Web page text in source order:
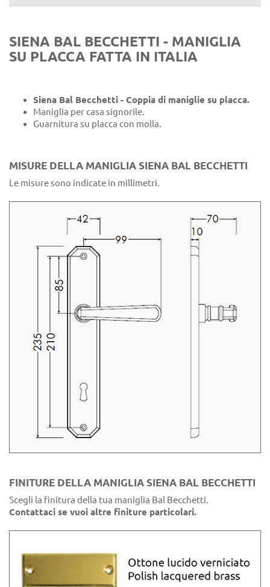
SIENA BAL BECCHETTI - MANIGLIA
SU PLACCA FATTA IN ITALIA
Siena Bal Becchetti - Coppia di maniglie su placca.
Maniglia per casa signorile.
Guarnitura su placca con molla.
MISURE DELLA MANIGLIA SIENA BAL BECCHETTI
Le misure sono indicate in millimetri.
FINITURE DELLA MANIGLIA SIENA BAL BECCHETTI
Scegli la finitura della tua maniglia Bal Becchetti.
Contattaci se vuoi altre finiture particolari.